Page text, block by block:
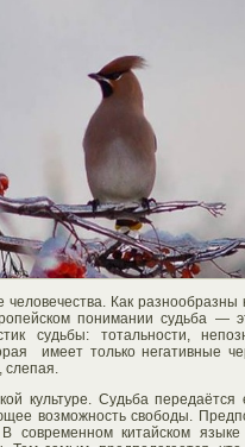
Как разнообразны
понимании судьба —
судьбы: тотальности,
имеет только негативные
слепая.
культуре. Судьба передаётся
возможность свободы.
современном китайском